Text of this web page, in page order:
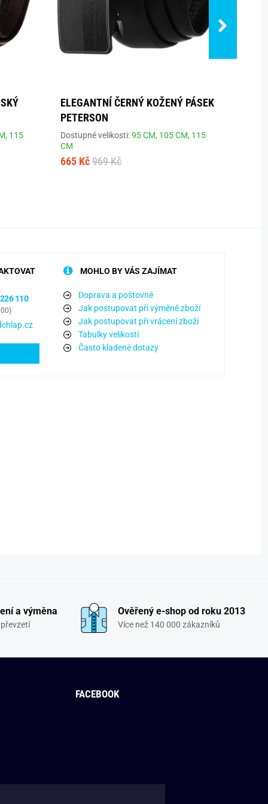
115
ELEGANTNÍ ČERNÝ KOŽENÝ PÁSEK
PETERSON
Dostupné velikosti:95 CM, 105 CM, 115
CM
665 Kč 969 Kč
110
MOHLO BY VÁS ZAJÍMAT
Doprava a poštovné
Jak postupovat při výměně zboží
Jak postupovat při vrácení zboží
Tabulky velikostí
Často kladené dotazy
a výměna Ověřený e-shop od roku 2013
Více než 140 000 zákazníků
FACEBOOK